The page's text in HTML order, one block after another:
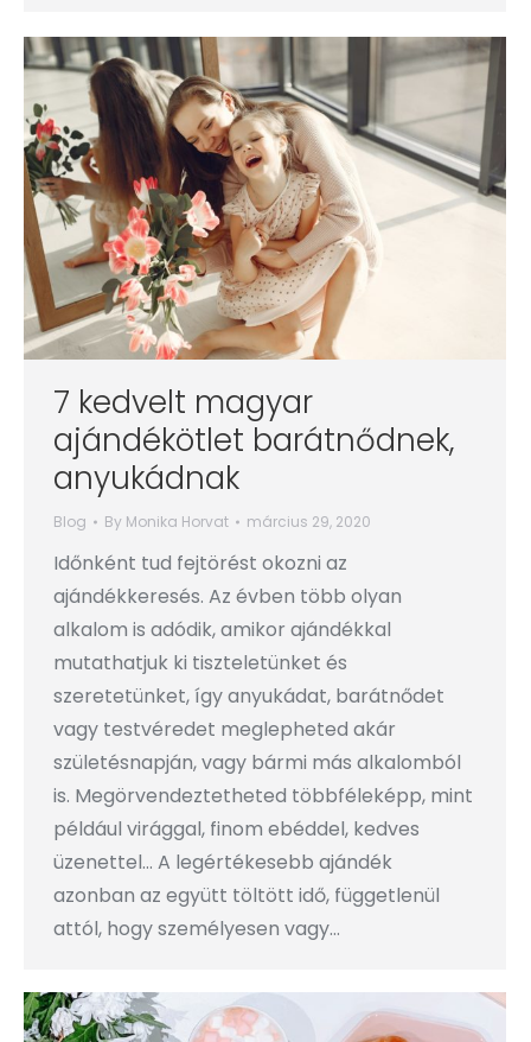
7 kedvelt magyar
ajándékötlet barátnődnek,
anyukádnak
Blog By Monika Horvat március 29, 2020
Időnként tud fejtörést okozni az
ajándékkeresés. Az évben több olyan
alkalom is adódik, amikor ajándékkal
mutathatjuk ki tiszteletünket és
szeretetünket, így anyukádat, barátnődet
vagy testvéredet meglepheted akár
születésnapján, vagy bármi más alkalomból
is. Megörvendeztetheted többféleképp, mint
például virággal, finom ebéddel, kedves
üzenettel… A legértékesebb ajándék
azonban az együtt töltött idő, függetlenül
attól, hogy személyesen vagy…